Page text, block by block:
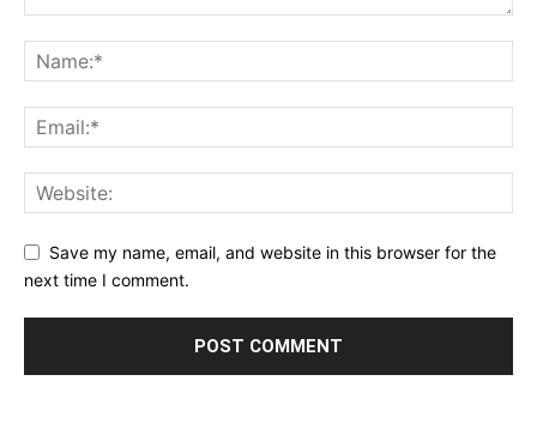
Save my name, email, and website in this browser for the
next time I comment.